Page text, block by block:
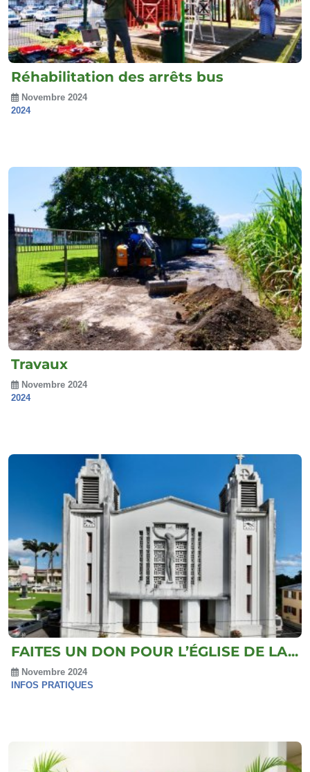
Réhabilitation des arrêts bus
Novembre 2024
2024
Travaux
Novembre 2024
2024
FAITES UN DON POUR L’ÉGLISE DE LA...
Novembre 2024
INFOS PRATIQUES